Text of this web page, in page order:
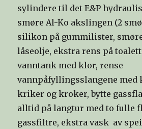
sylindere til det E&P
smøre Al-Ko akslingen (2
silikon på gummilister,
låseolje, ekstra rens på
vanntank med klor, rense
vannpåfyllingsslangene med
kriker og kroker, bytte
alltid på langtur med to fulle
gassfiltre, ekstra vask av